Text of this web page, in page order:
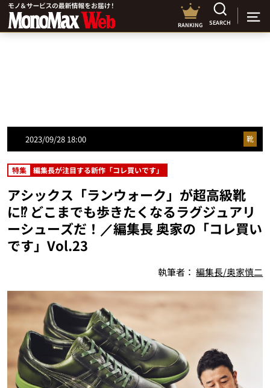
RANKING SEARCH
2023/09/28 18:00 靴
特集 編集長が注目する新作「コレ買いです」
アシックス「ランウォーク」が超高級靴
に⁉︎ どこまでも歩きたくなるラグジュアリ
ーシューズだ！／編集長 奥家の「コレ買い
です」Vol.23
執筆者：編集長/奥家慎二